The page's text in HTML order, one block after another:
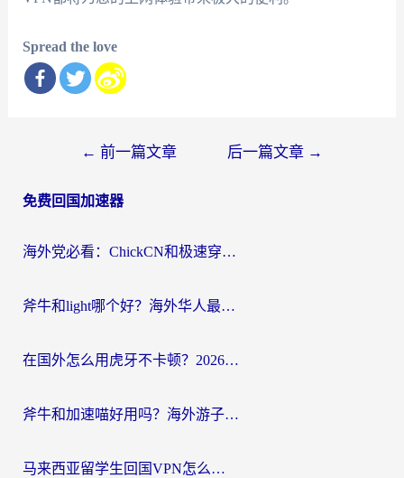
Spread the love
导
← 前一篇文章 后一篇文章 →
免费回国加速器
海外党必看：ChickCN和极速穿梭VPN好用吗？3招教你选对回国加速器无缝刷国内资源
斧牛和light哪个好？海外华人最关心的回国加速器选择难题，一篇讲透
在国外怎么用虎牙不卡顿？2026海外华人亲测有效的回国加速器选择指南
斧牛和加速喵好用吗？海外游子的真实选择困境
马来西亚留学生回国VPN怎么选？3个避坑点+1款实测好用的加速器推荐